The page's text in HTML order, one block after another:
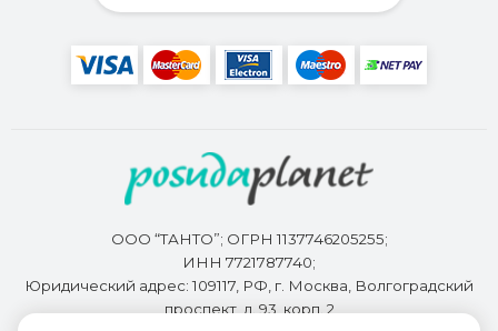
ООО “ТАНТО”; ОГРН 1137746205255;
ИНН 7721787740;
Юридический адрес: 109117, РФ, г. Москва, Волгоградский
проспект, д. 93, корп. 2